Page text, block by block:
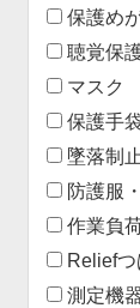
保護め
聴覚保
マスク
保護手
墜落制
防護服
作業負
Reliefつ
測定機